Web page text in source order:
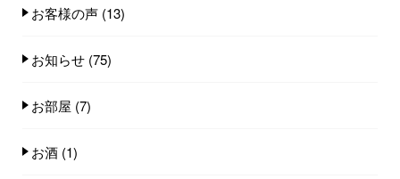
お客様の声 (13)
お知らせ (75)
お部屋 (7)
お酒 (1)